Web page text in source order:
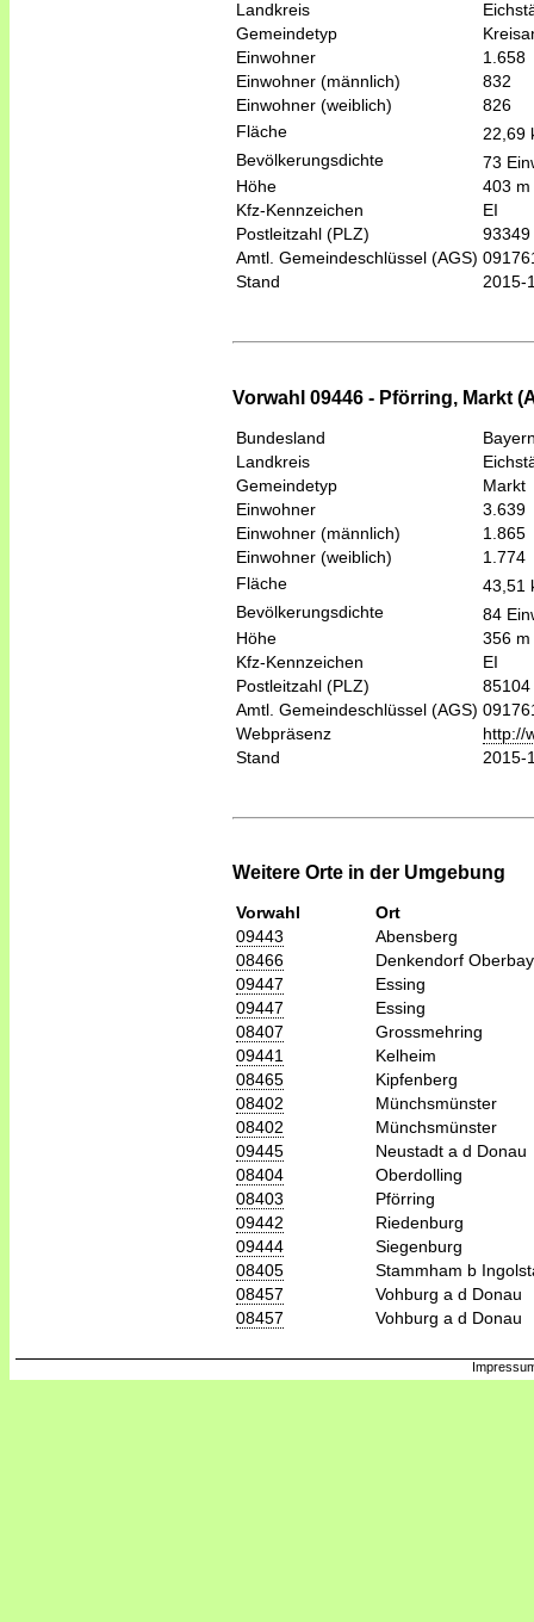
Landkreis
Gemeindetyp
Einwohner
1.658
Einwohner (männlich)
832
Einwohner (weiblich)
826
Fläche
22,69
Bevölkerungsdichte
73
Höhe
403 m
Kfz-Kennzeichen
EI
Postleitzahl (PLZ)
93349
Amtl. Gemeindeschlüssel (AGS)
Stand
2015-
Vorwahl 09446 - Pförring, Markt
Bundesland
Landkreis
Gemeindetyp
Markt
Einwohner
3.639
Einwohner (männlich)
1.865
Einwohner (weiblich)
1.774
Fläche
43,51
Bevölkerungsdichte
84
Höhe
356 m
Kfz-Kennzeichen
EI
Postleitzahl (PLZ)
85104
Amtl. Gemeindeschlüssel (AGS)
Webpräsenz
http://
Stand
2015-
Weitere Orte in der Umgebung
Vorwahl
Ort
09443
Abensberg
08466
Denkendorf Oberbay
09447
Essing
09447
Essing
08407
Grossmehring
09441
Kelheim
08465
Kipfenberg
08402
Münchsmünster
08402
Münchsmünster
09445
Neustadt a d Donau
08404
Oberdolling
08403
Pförring
09442
Riedenburg
09444
Siegenburg
08405
Stammham b
08457
Vohburg a d Donau
08457
Vohburg a d Donau